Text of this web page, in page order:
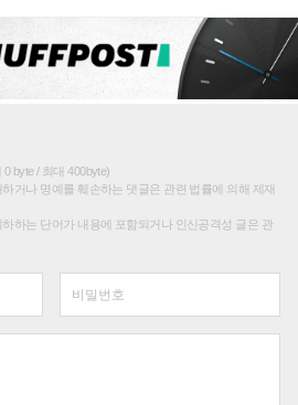
byte / 최대 400byte)
거나 명예를 훼손하는 댓글은 관련 법률에 의해 제재
하는 단어가 내용에 포함되거나 인신공격성 글은 관